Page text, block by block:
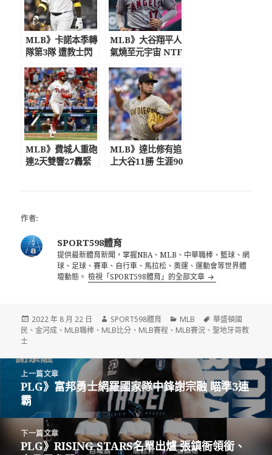
MLB》卡諾本季轉
隊第3隊 遭教士閃
MLB》大谷翔平人
氣燒至元宇宙 NTF
MLB》費城人重砲
連2天雙響27轟緊
MLB》達比修有追
上大谷11勝 生涯90
作者:
SPORT598體育
提供最新體育新聞，掌握NBA、MLB、中華職棒、籃球、網
球、足球、賽車、自行車、馬拉松、奧運、運動會等世界體
壇動態。檢視「SPORT598體育」的全部文章
發
佈
2022 年 8 月 22 日
作
者
SPORT598體育
分
類
MLB
標
籤
華盛頓國
民 、金河成 、 MLB職棒 、 MLB比分 、 MLB賽程 、 MLB賽況 、聖地牙哥教
士
上一篇文章
上
一
篇
文
章:
PLG》富邦勇士網羅國家隊中鋒謝宗融 瞄準3連
霸
下一篇文章
下
PLG》RISING STARS名單出爐 張鎮衙領銜、